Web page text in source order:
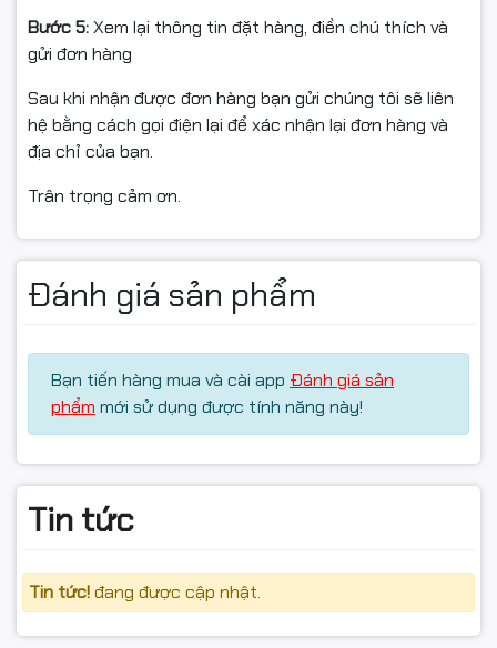
Giao sai mã mực / sai dòng máy tương thích so với đơn
đặt hàng.
Hộp mực lỗi kỹ thuật: không in được, lỗi cơ, vỡ vỏ…
(không do người dùng tác động).
mực, chưa can thiệp, chưa lắp lên máy lâu ngày.
🚫 Không hỗ trợ đổi/hoàn nếu:
Hộp mực đã bị đổ mực, tháo seal, tháo linh kiện, sửa
Đã nạp mực nhiều lần, mực trộn lung tung, bẩn, cháy
nổ do dùng sai.
Hàng bị trầy xước, vỡ, bể, biến dạng do rơi rớt, va chạm
Quá thời gian đổi trả theo quy định của sàn/shop.
Giữ lại hộp, tem, hóa đơn/chứng từ, phụ kiện kèm theo.
Gửi video mở hộp + hình ảnh lỗi + mô tả chi tiết để shop
Bước 5:Xem lại thông tin đặt hàng, điền chú thích và
gửi đơn hàng
Sau khi nhận được đơn hàng bạn gửi chúng tôi sẽ liên
hệ bằng cách gọi điện lại để xác nhận lại đơn hàng và
địa chỉ của bạn.
Trân trọng cảm ơn.
Đánh giá sản phẩm
Bạn tiến hàng mua và cài app Đánh giá sản
phẩm mới sử dụng được tính năng này!
Tin tức
Tin tức!đang được cập nhật.